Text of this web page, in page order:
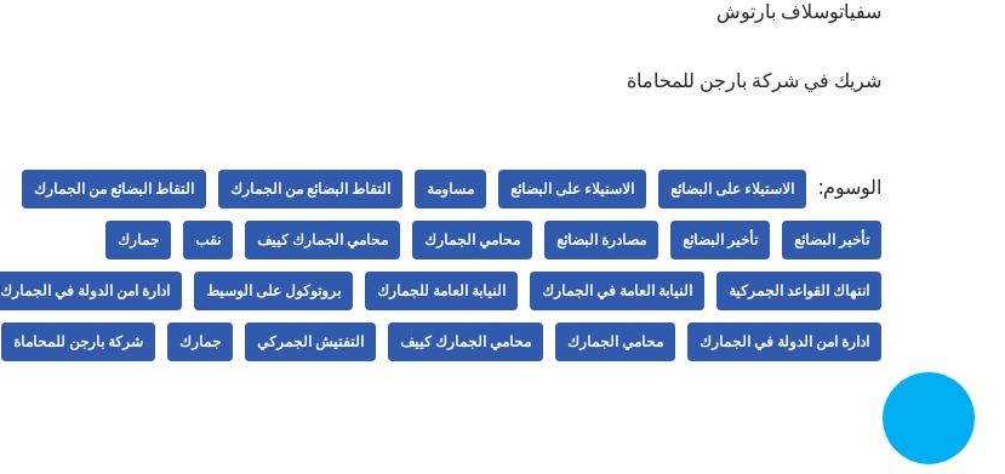
سفياتوسلاف بارتوش
شريك في شركة بارجن للمحاماة
الوسوم: الاستيلاء على البضائع الاستيلاء على البضائع مساومة التقاط البضائع من الجمارك التقاط البضائع من الجمارك
تأخير البضائع تأخير البضائع مصادرة البضائع محامي الجمارك محامي الجمارك كييف نقب جمارك
انتهاك القواعد الجمركية النيابة العامة في الجمارك النيابة العامة للجمارك بروتوكول على الوسيط ادارة امن الدولة في الجمارك
ادارة امن الدولة في الجمارك محامي الجمارك محامي الجمارك كييف التفتيش الجمركي جمارك شركة بارجن للمحاماة